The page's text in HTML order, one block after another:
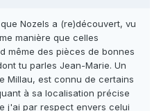
Nozels a (re)découvert, vu
manière que celles
même des pièces de bonnes
tu parles Jean-Marie. Un
Millau, est connu de certains
à sa localisation précise
j'ai par respect envers celui